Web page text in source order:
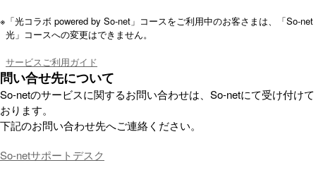
※ 「光コラボ powered by So-net」コースをご利用中のお客さまは、「So-net
光」コースへの変更はできません。
サービスご利用ガイド
問い合せ先について
So-netのサービスに関するお問い合わせは、So-netにて受け付けて
おります。
下記のお問い合わせ先へご連絡ください。
So-netサポートデスク